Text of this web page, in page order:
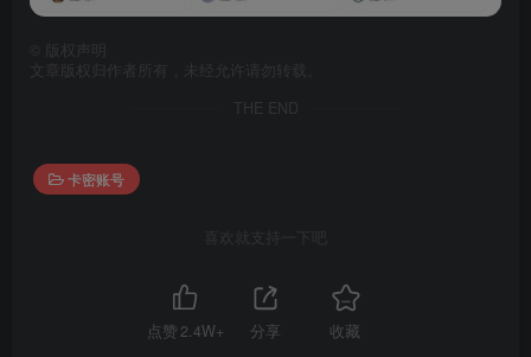
版权声明
文章版权归作者所有，未经允许请勿转载。
THE END
卡密账号
喜欢就支持一下吧
点赞2.4W+ 分享 收藏